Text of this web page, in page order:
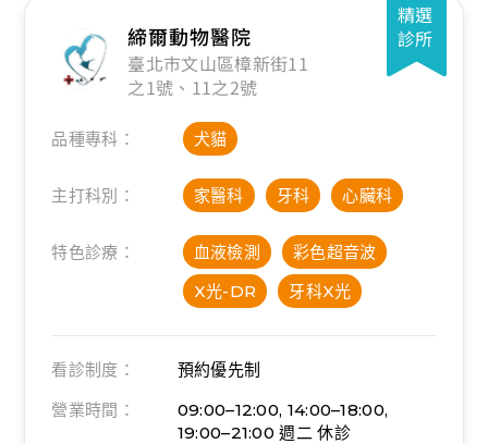
精選
診所
締爾動物醫院
臺北市文山區樟新街11
之1號、11之2號
品種專科： 犬貓
主打科別： 家醫科 牙科 心臟科
特色診療： 血液檢測
彩色超音波
X光-DR
牙科X光
看診制度：
預約優先制
營業時間：
09:00–12:00, 14:00–18:00,
19:00–21:00 週二 休診